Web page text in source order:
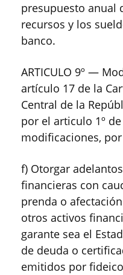
presupuesto anual
recursos y los
banco.
ARTICULO 9º —
artículo 17 de la
Central de la
por el articulo 1º
modificaciones,
f) Otorgar
financieras con
prenda o
otros activos
garante sea el
de deuda o
emitidos por